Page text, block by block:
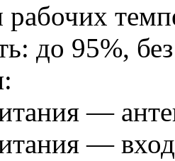
рабочих
до 95%,
—
—